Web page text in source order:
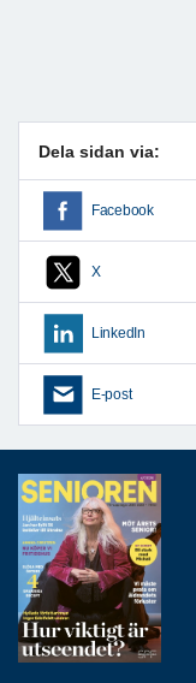
Dela sidan via:
Facebook
X
LinkedIn
E-post